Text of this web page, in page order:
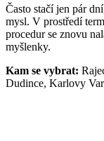
Často stačí jen pár
mysl. V prostředí
procedur se znovu
myšlenky.
Kam se vybrat:
Dudince, Karlovy